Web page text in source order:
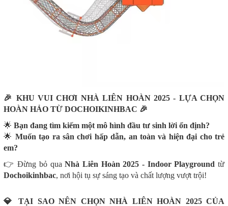
🎉 KHU VUI CHƠI NHÀ LIÊN HOÀN 2025 - LỰA CHỌN
HOÀN HẢO TỪ DOCHOIKINHBAC 🎉
🌟 Bạn đang tìm kiếm một mô hình đầu tư sinh lời ổn định?
🌟 Muốn tạo ra sân chơi hấp dẫn, an toàn và hiện đại cho trẻ
em?
👉 Đừng bỏ quaNhà Liên Hoàn 2025 - Indoor Playground từ
Dochoikinhbac, nơi hội tụ sự sáng tạo và chất lượng vượt trội!
💎 TẠI SAO NÊN CHỌN NHÀ LIÊN HOÀN 2025 CỦA